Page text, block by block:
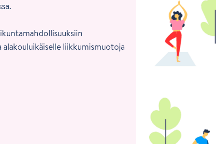
liikkumismuotoja